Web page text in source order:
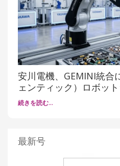
安川電機、GEMINI統合
ェンティック）ロボッ
続きを読む…
最新号